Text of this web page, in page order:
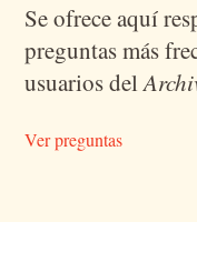
Se ofre­ce aquí
pre­gun­tas más
usua­rios del
Ver preguntas